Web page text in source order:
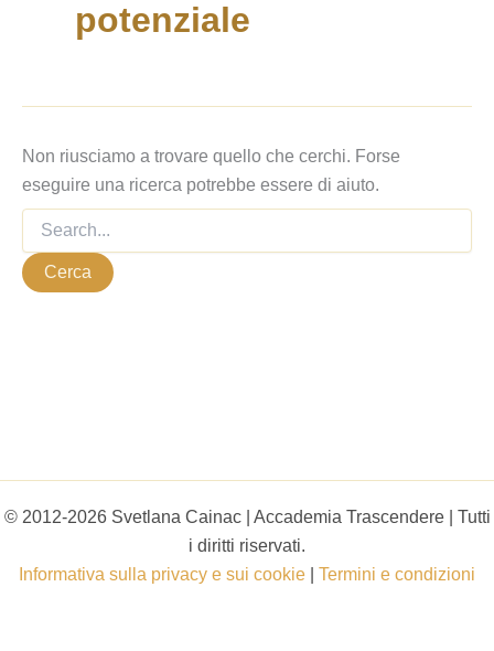
potenziale
Non riusciamo a trovare quello che cerchi. Forse
eseguire una ricerca potrebbe essere di aiuto.
© 2012-2026 Svetlana Cainac | Accademia Trascendere | Tutti
i diritti riservati.
Informativa sulla privacy e sui cookie
Termini e condizioni